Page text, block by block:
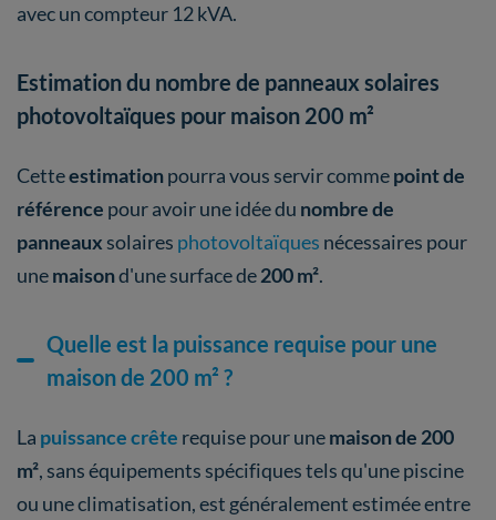
avec un compteur 12 kVA.
Estimation du nombre de panneaux solaires
photovoltaïques pour maison 200 m²
Cetteestimationpourra vous servir commepoint de
référence pour avoir une idée du nombre de
panneaux solaires photovoltaïques nécessaires pour
unemaisond'une surface de200 m².
Quelle est la puissance requise pour une
maison de 200 m² ?
La puissance crête requise pour unemaison de 200
m², sans équipements spécifiques tels qu'une piscine
ou une climatisation, est généralement estimée entre